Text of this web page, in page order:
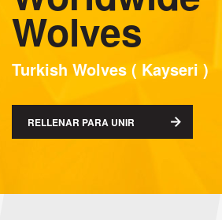
Wolves
Turkish Wolves ( Kayseri )
RELLENAR PARA UNIR